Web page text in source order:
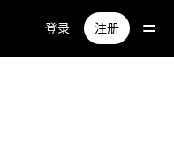
登录 注册